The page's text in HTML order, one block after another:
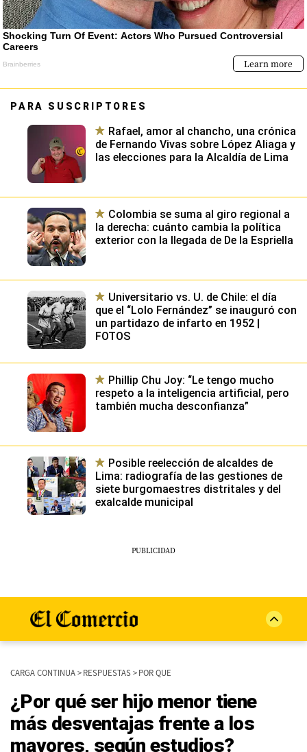
PARA SUSCRIPTORES
Rafael, amor al chancho, una crónica
de Fernando Vivas sobre López Aliaga y
las elecciones para la Alcaldía de Lima
Colombia se suma al giro regional a
la derecha: cuánto cambia la política
exterior con la llegada de De la Espriella
Universitario vs. U. de Chile: el día
que el “Lolo Fernández” se inauguró con
un partidazo de infarto en 1952 |
FOTOS
Phillip Chu Joy: “Le tengo mucho
respeto a la inteligencia artificial, pero
también mucha desconfianza”
Posible reelección de alcaldes de
Lima: radiografía de las gestiones de
siete burgomaestres distritales y del
exalcalde municipal